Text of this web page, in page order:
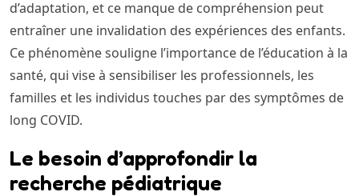
d’adaptation, et ce manque de compréhension peut
entraîner une invalidation des expériences des enfants.
Ce phénomène souligne l’importance de l’éducation à la
santé, qui vise à sensibiliser les professionnels, les
familles et les individus touches par des symptômes de
long COVID.
Le besoin d’approfondir la
recherche pédiatrique